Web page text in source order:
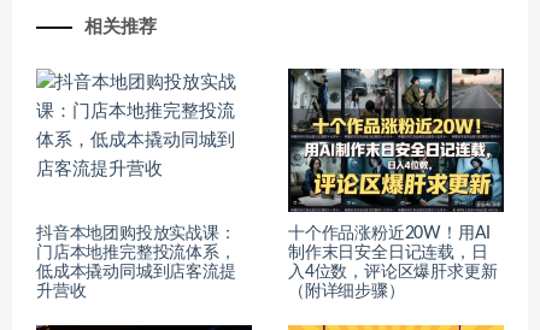
相关推荐
抖音本地团购投放实战课：
门店本地推完整投流体系，
低成本撬动同城到店客流提
升营收
十个作品涨粉近20W！用AI
制作末日安全日记连载，日
入4位数，评论区爆肝求更新
（附详细步骤）